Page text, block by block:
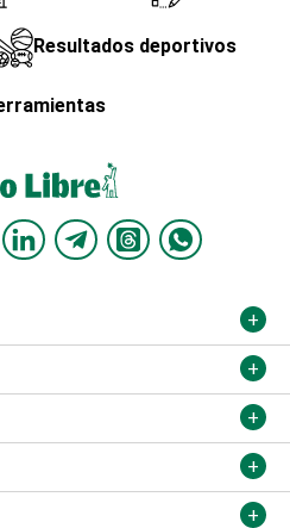
Resultados deportivos